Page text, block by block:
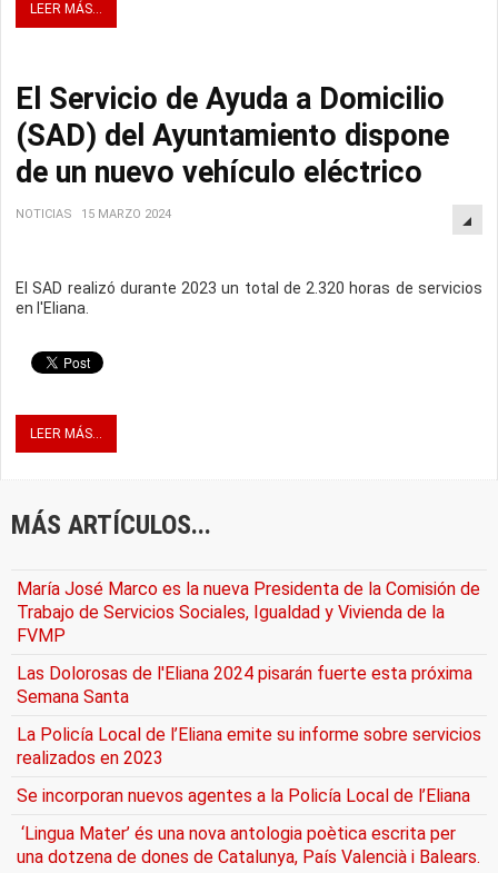
LEER MÁS...
El Servicio de Ayuda a Domicilio
(SAD) del Ayuntamiento dispone
de un nuevo vehículo eléctrico
NOTICIAS 15 MARZO 2024
El SAD realizó durante 2023 un total de 2.320 horas de servicios
en l'Eliana.
LEER MÁS...
MÁS ARTÍCULOS...
María José Marco es la nueva Presidenta de la Comisión de
Trabajo de Servicios Sociales, Igualdad y Vivienda de la
FVMP
Las Dolorosas de l'Eliana 2024 pisarán fuerte esta próxima
Semana Santa
La Policía Local de l’Eliana emite su informe sobre servicios
realizados en 2023
Se incorporan nuevos agentes a la Policía Local de l’Eliana
‘Lingua Mater’ és una nova antologia poètica escrita per
una dotzena de dones de Catalunya, País Valencià i Balears.